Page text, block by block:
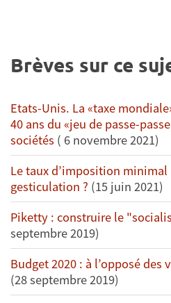
Brèves sur ce
Etats-Unis. La «taxe
40 ans du «jeu de passe-
sociétés ( 6 novembre 2021)
Le taux d’imposition minimal
gesticulation ? (15 juin 2021)
Piketty : construire le
septembre 2019)
Budget 2020 : à l’opposé des
(28 septembre 2019)